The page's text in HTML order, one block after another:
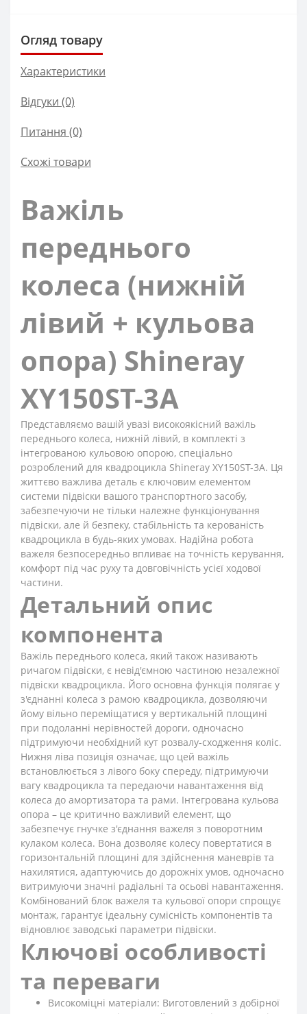
Огляд товару
Характеристики
Відгуки (0)
Питання (0)
Схожі товари
Важіль
переднього
колеса (нижній
лівий + кульова
опора) Shineray
XY150ST-3A
Представляємо вашій увазі високоякісний важіль
переднього колеса, нижній лівий, в комплекті з
інтегрованою кульовою опорою, спеціально
розроблений для квадроцикла Shineray XY150ST-3A. Ця
життєво важлива деталь є ключовим елементом
системи підвіски вашого транспортного засобу,
забезпечуючи не тільки належне функціонування
підвіски, але й безпеку, стабільність та керованість
квадроцикла в будь-яких умовах. Надійна робота
важеля безпосередньо впливає на точність керування,
комфорт під час руху та довговічність усієї ходової
частини.
Детальний опис
компонента
Важіль переднього колеса, який також називають
ричагом підвіски, є невід'ємною частиною незалежної
підвіски квадроцикла. Його основна функція полягає у
з'єднанні колеса з рамою квадроцикла, дозволяючи
йому вільно переміщатися у вертикальній площині
при подоланні нерівностей дороги, одночасно
підтримуючи необхідний кут розвалу-сходження коліс.
Нижня ліва позиція означає, що цей важіль
встановлюється з лівого боку спереду, підтримуючи
вагу квадроцикла та передаючи навантаження від
колеса до амортизатора та рами. Інтегрована кульова
опора – це критично важливий елемент, що
забезпечує гнучке з'єднання важеля з поворотним
кулаком колеса. Вона дозволяє колесу повертатися в
горизонтальній площині для здійснення маневрів та
нахилятися, адаптуючись до дорожніх умов, одночасно
витримуючи значні радіальні та осьові навантаження.
Комбінований блок важеля та кульової опори спрощує
монтаж, гарантує ідеальну сумісність компонентів та
відновлює заводські параметри підвіски.
Ключові особливості
та переваги
Високоміцні матеріали: Виготовлений з добірної